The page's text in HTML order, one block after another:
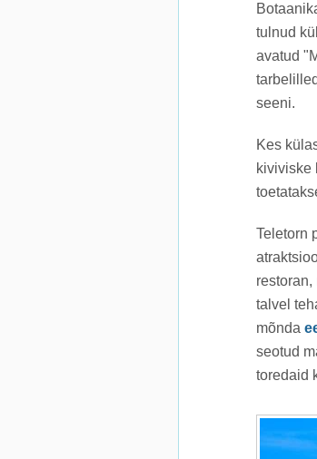
tulnud
avatud
seeni.
Kes
kiviviske
Teletorn
talvel
mõnda
seotud
toredaid